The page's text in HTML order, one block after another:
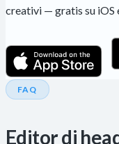
creativi — gratis su iOS
FAQ
Editor di